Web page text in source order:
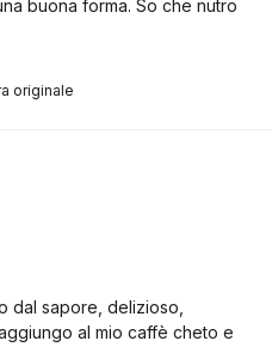
originale
buona forma. So che nutro
dal sapore, delizioso,
al mio caffè cheto e